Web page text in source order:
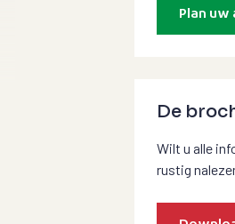
Plan uw
De
Wilt u alle
rustig